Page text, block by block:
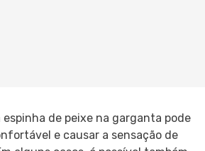
espinha de peixe na garganta pode
e causar a sensação de